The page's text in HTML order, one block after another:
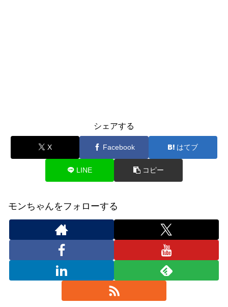
シェアする
X Facebook はてブ
LINE コピー
モンちゃんをフォローする